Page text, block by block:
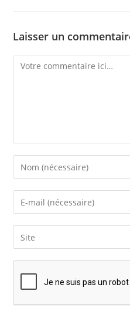
Laisser un
Comment
Enter
your
name
comment
Enter
your
email
address
Saisir
l’URL
de
votre
site
(facultatif)